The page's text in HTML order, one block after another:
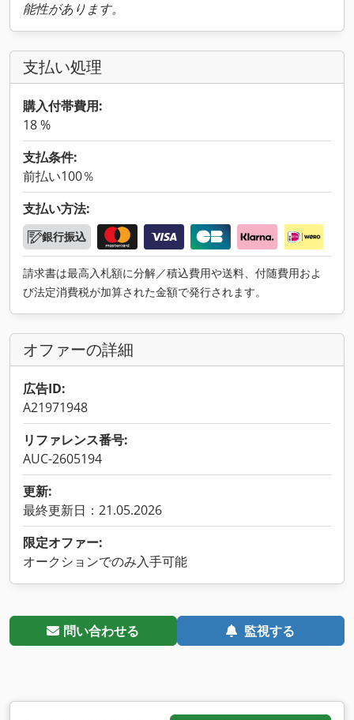
能性があります。
支払い処理
購入付帯費用:
18 %
支払条件:
前払い100％
支払い方法:
銀行振込
請求書は最高入札額に分解／積込費用や送料、付随費用およ
び法定消費税が加算された金額で発行されます。
オファーの詳細
広告ID:
A21971948
リファレンス番号:
AUC-2605194
更新:
最終更新日：21.05.2026
限定オファー:
オークションでのみ入手可能
問い合わせる 監視する